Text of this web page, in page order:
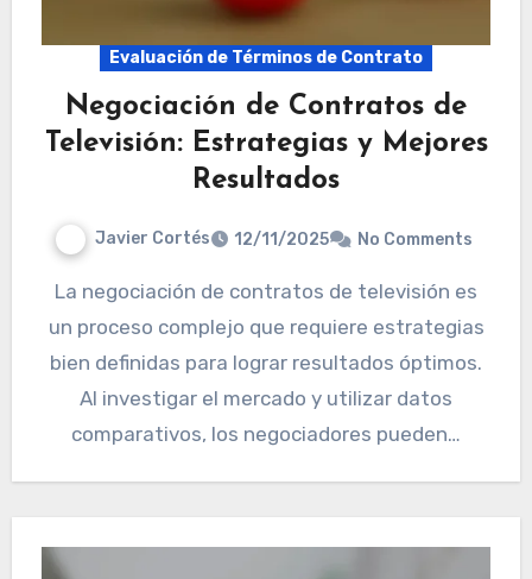
Evaluación de Términos de Contrato
Negociación de Contratos de
Televisión: Estrategias y Mejores
Resultados
Javier Cortés 12/11/2025 No Comments
La negociación de contratos de televisión es
un proceso complejo que requiere estrategias
bien definidas para lograr resultados óptimos.
Al investigar el mercado y utilizar datos
comparativos, los negociadores pueden…